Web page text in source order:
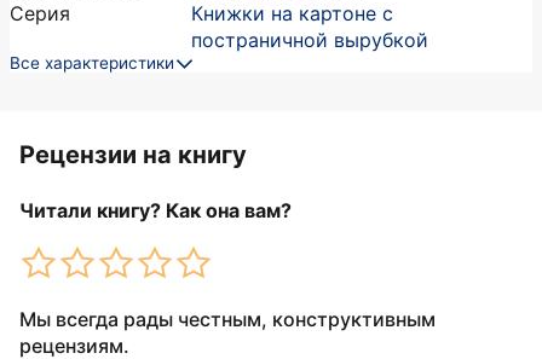
Серия
Книжки на картоне с
постраничной вырубкой
Все характеристики
Рецензии на книгу
Читали книгу? Как она вам?
Мы всегда рады честным, конструктивным
рецензиям.